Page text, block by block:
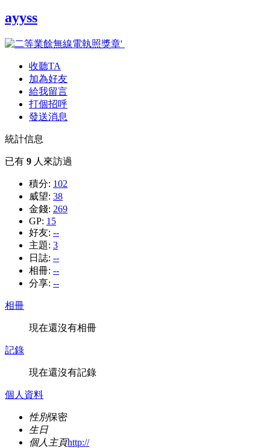
ayyss
收聽TA
加為好友
給我留言
打個招呼
發送消息
統計信息
已有 9 人來訪過
積分: 102
威望: 38
金錢: 269
GP: 15
好友: --
主題: 3
日誌: --
相冊: --
分享: --
相冊
現在還沒有相冊
記錄
現在還沒有記錄
個人資料
性別保密
生日
個人主頁http://